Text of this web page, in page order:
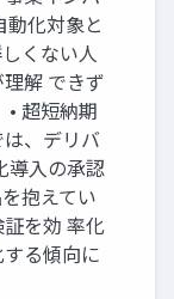
動化対象と
くない人
解 できず
超短納期
、デリバ
導入の承認
抱えてい
を効 率化
る傾向に